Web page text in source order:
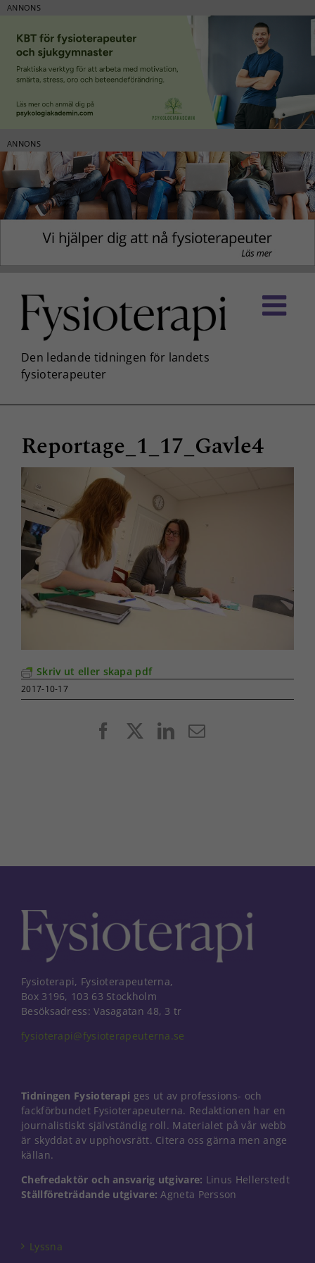
ANNONS
ANNONS
innehållet
Reportage_1_17_Gavle4
Skriv ut eller skapa pdf
2017-10-17
FacebookLinkedIn
E-
Fysioterapi, Fysioterapeuterna,
Box 3196, 103 63 Stockholm
Besöksadress: Vasagatan 48, 3 tr
fysioterapi@fysioterapeuterna.se
Tidningen Fysioterapi ges ut av professions- och
fackförbundet Fysioterapeuterna. Redaktionen har en
journalistiskt självständig roll. Materialet på vår webb
är skyddat av upphovsrätt. Citera oss gärna men ange
källan.
Chefredaktör och ansvarig utgivare: Linus Hellerstedt
Ställföreträdande utgivare: Agneta Persson
Lyssna
Nödvändiga